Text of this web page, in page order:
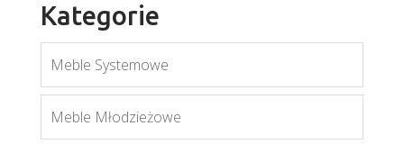
Kategorie
Meble Systemowe
Meble Młodzieżowe